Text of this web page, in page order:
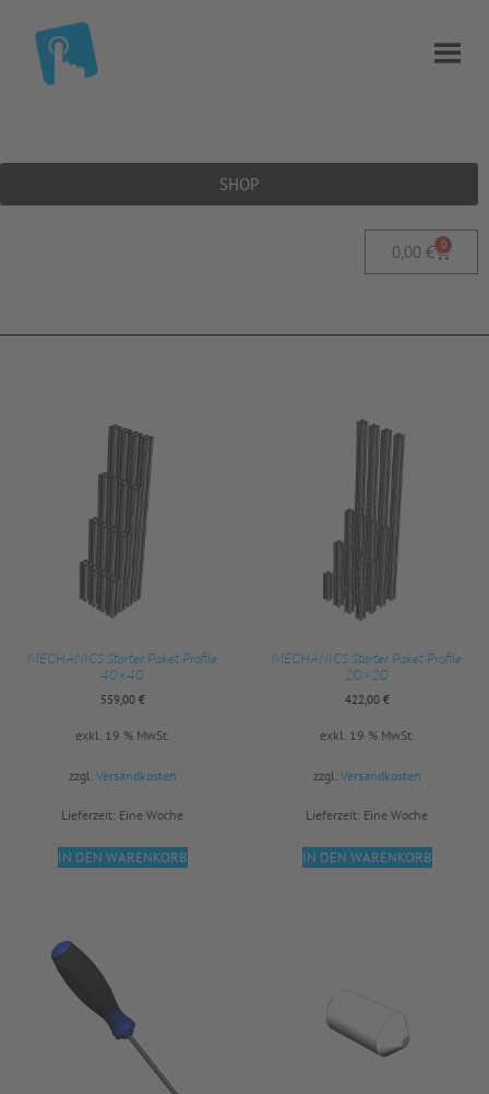
SHOP
0,00 € 0
MECHANICS Starter Paket Profile
40×40
559,00 €
exkl. 19 % MwSt.
zzgl. Versandkosten
Lieferzeit: Eine Woche
IN DEN WARENKORB
MECHANICS Starter Paket Profile
20×20
422,00 €
exkl. 19 % MwSt.
zzgl. Versandkosten
Lieferzeit: Eine Woche
IN DEN WARENKORB